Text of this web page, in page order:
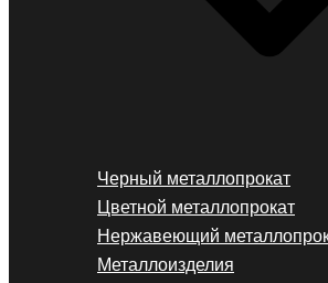
Черный металлопрокат
Цветной металлопрокат
Нержавеющий
Металлоизделия